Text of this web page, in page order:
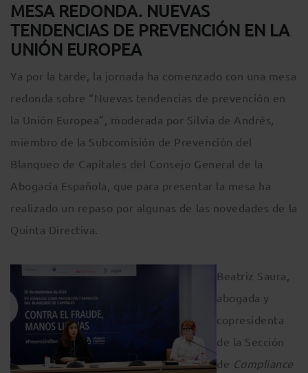
MESA REDONDA. NUEVAS
TENDENCIAS DE PREVENCIÓN EN LA
UNIÓN EUROPEA
Ya por la tarde, la jornada ha comenzado con una mesa
redonda sobre “Nuevas tendencias de prevención en
la Unión Europea”, moderada por Silvia de Andrés,
miembro de la Subcomisión de Prevención del
Blanqueo de Capitales del Consejo General de la
Abogacía Española, que para presentar la mesa ha
realizado un repaso por algunas de las novedades de la
Quinta Directiva.
Beatriz Saura,
abogada y
copresidenta
de la Sección
de Compliance